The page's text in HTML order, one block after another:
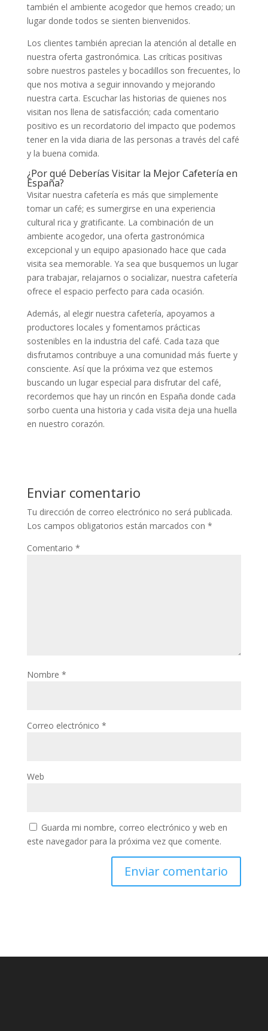
también el ambiente acogedor que hemos creado; un
lugar donde todos se sienten bienvenidos.
Los clientes también aprecian la atención al detalle en
nuestra oferta gastronómica. Las críticas positivas
sobre nuestros pasteles y bocadillos son frecuentes, lo
que nos motiva a seguir innovando y mejorando
nuestra carta. Escuchar las historias de quienes nos
visitan nos llena de satisfacción; cada comentario
positivo es un recordatorio del impacto que podemos
tener en la vida diaria de las personas a través del café
y la buena comida.
¿Por qué Deberías Visitar la Mejor Cafetería en
España?
Visitar nuestra cafetería es más que simplemente
tomar un café; es sumergirse en una experiencia
cultural rica y gratificante. La combinación de un
ambiente acogedor, una oferta gastronómica
excepcional y un equipo apasionado hace que cada
visita sea memorable. Ya sea que busquemos un lugar
para trabajar, relajarnos o socializar, nuestra cafetería
ofrece el espacio perfecto para cada ocasión.
Además, al elegir nuestra cafetería, apoyamos a
productores locales y fomentamos prácticas
sostenibles en la industria del café. Cada taza que
disfrutamos contribuye a una comunidad más fuerte y
consciente. Así que la próxima vez que estemos
buscando un lugar especial para disfrutar del café,
recordemos que hay un rincón en España donde cada
sorbo cuenta una historia y cada visita deja una huella
en nuestro corazón.
Enviar comentario
Tu dirección de correo electrónico no será publicada.
Los campos obligatorios están marcados con *
Comentario *
Nombre *
Correo electrónico *
Web
Guarda mi nombre, correo electrónico y web en
este navegador para la próxima vez que comente.